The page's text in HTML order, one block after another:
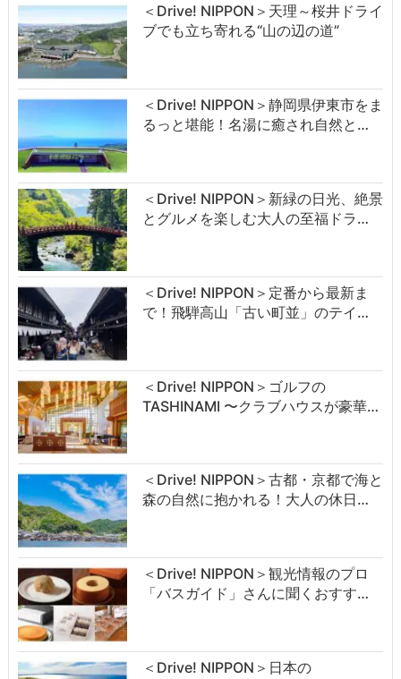
＜Drive! NIPPON＞天理～桜井ドライ
ブでも立ち寄れる“山の辺の道”
＜Drive! NIPPON＞静岡県伊東市をま
るっと堪能！名湯に癒され自然と…
＜Drive! NIPPON＞新緑の日光、絶景
とグルメを楽しむ大人の至福ドラ…
＜Drive! NIPPON＞定番から最新ま
で！飛騨高山「古い町並」のテイ…
＜Drive! NIPPON＞ゴルフの
TASHINAMI 〜クラブハウスが豪華…
＜Drive! NIPPON＞古都・京都で海と
森の自然に抱かれる！大人の休日…
＜Drive! NIPPON＞観光情報のプロ
「バスガイド」さんに聞くおすす…
＜Drive! NIPPON＞日本の